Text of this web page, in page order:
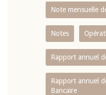
Note mensuelle
Notes
Rapport annuel
Rapport annuel
Bancaire